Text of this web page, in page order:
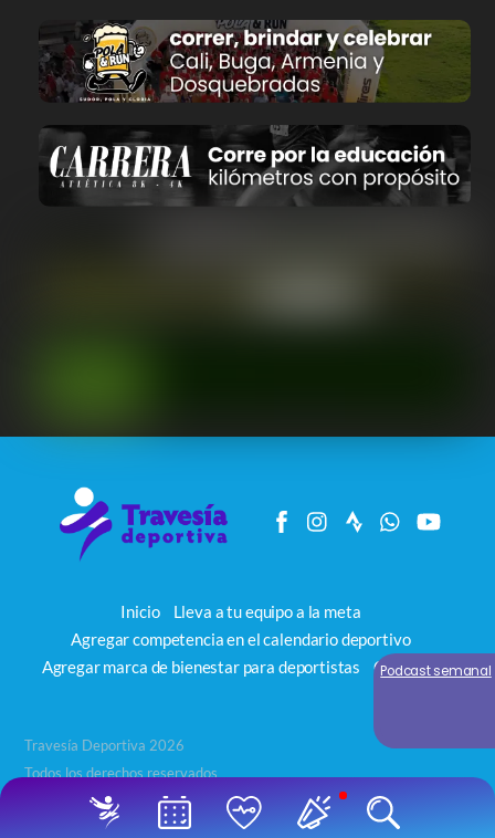
Inicio
Lleva a tu equipo a la meta
Agregar competencia en el calendario deportivo
Agregar marca de bienestar para deportistas
Contacto
Travesía Deportiva 2026
Todos los derechos reservados
Podcast semanal